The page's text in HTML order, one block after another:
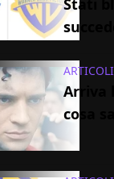
Stati
ARTICOLI
Arriva
cosa